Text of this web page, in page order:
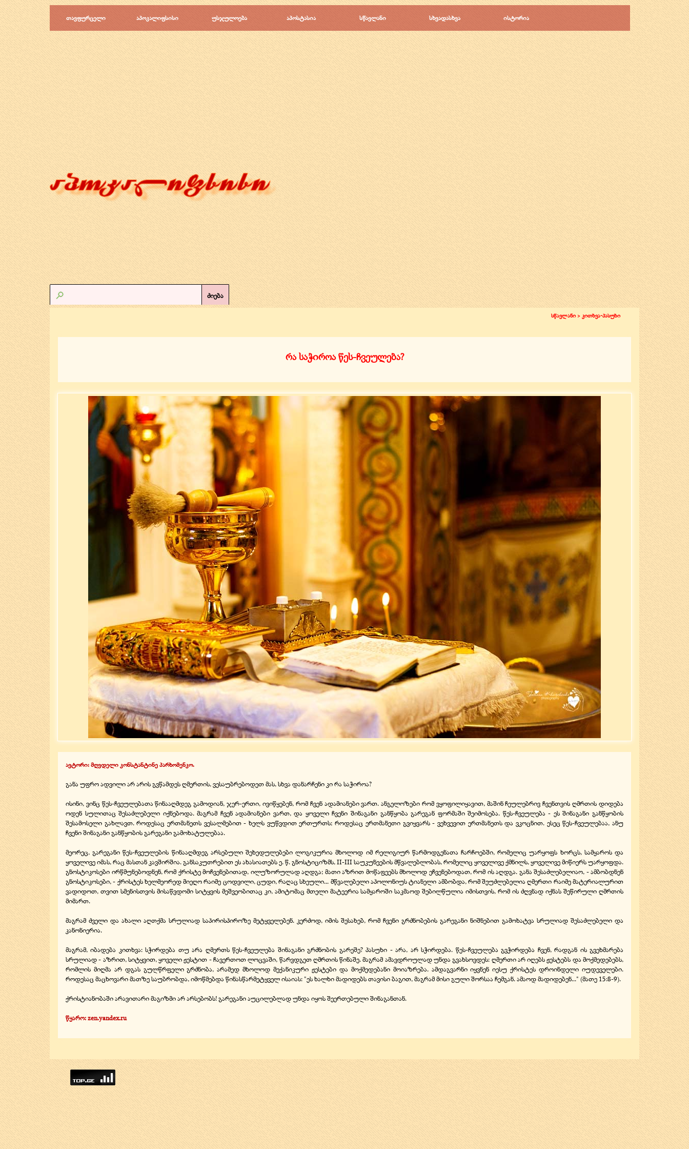
Перейти к контенту
თავფურცელი აპოკალიფსისი ▼
უსჯულოება ▼
აპოსტასია ▼
სწავლანი ▼
სხვადასხვა ▼
ისტორია
ძიება
სწავლანი > კითხვა-პასუხი
რა საჭიროა წეს-ჩვეულება?
ავტორი: მღვდელი კონსტანტინე პარხომენკო.
განა უფრო ადვილი არ არის გვწამდეს ღმერთის, ვესაუბრებოდეთ მას, სხვა დანარჩენი კი რა საჭიროა?
ისინი, ვინც წეს-ჩვეულებათა წინააღმდეგ გამოდიან, ჯერ-ერთი, ივიწყებენ, რომ ჩვენ ადამიანები ვართ. ანგელოზები რომ ვყოფილიყავით, მაშინ ჩეულებრივ ჩვენთვის ღმრთის დიდება
ოდენ სულითაც შესაძლებელი იქნებოდა. მაგრამ ჩვენ ადამიანები ვართ, და ყოველი ჩვენი შინაგანი განწყობა გარეგან ფორმაში შეიმოსება. წეს-ჩვეულება - ეს შინაგანი განწყობის
შესამოსელი გახლავთ. როდესაც ერთმანეთს ვესალმებით - ხელს ვუწვდით ერთურთს; როდესაც ერთმანეთი გვიყვარს - ვეხვევით ერთმანეთს და ვკოცნით. ესეც წეს-ჩვეულებაა, ანუ
ჩვენი შინაგანი განწყობის გარეგანი გამოხატულებაა.
მეორეც, გარეგანი წეს-ჩვეულების წინააღმდეგ არსებული შეხედულებები ლოგიკურია მხოლოდ იმ რელიგიურ წარმოდგენათა ჩარჩოებში, რომელიც უარყოფს ხორცს, სამყაროს და
ყოველივე იმას, რაც მასთან კავშირშია. განსაკუთრებით ეს ახასიათებს ე. წ. გნოსტიციზმს, II-III საუკუნეების მწვალებლობას, რომელიც ყოველივე ქმნილს, ყოველივე მიწიერს უარყოფდა.
გნოსტიკოსები ირწმუნებოდნენ, რომ ქრისტე მოჩვენებითად, ილუზორულად აღდგა; მათი აზრით მოწაფეებს მხოლოდ ეჩვენებოდათ, რომ ის აღდგა. განა შესაძლებელიაო, - ამბობდნენ
გნოსტიკოსები, - ქრისტეს ხელმეორედ მიეღო რაიმე ცოდვილი, ცუდი, რაღაც სხეული... მწვალებელი აპოლონიუს ტიანელი ამბობდა, რომ შეუძლებელია ღმერთი რაიმე მატერიალურით
ვადიდოთ, თვით სმენისთვის მისაწვდომი სიტყვის მეშვეობითაც კი, ამიტომაც მთელი მატეერია სამყაროში საკმაოდ შებილწულია იმისთვის, რომ ის ძღვნად იქნას შეწირული ღმრთის
მიმართ.
მაგრამ ძველი და ახალი აღთქმა სრულიად საპირისპიროზე მეტყველებენ. კერძოდ, იმის შესახებ, რომ ჩვენი გრძნობების გარეგანი ნიშნებით გამოხატვა სრულიად შესაძლებელი და
კანონიერია.
მაგრამ, იბადება კითხვა: სჭირდება თუ არა ღმერთს წეს-ჩვეულება შინაგანი გრძნობის გარეშე? პასუხი - არა, არ სჭირდება. წეს-ჩვეულება გვჭირდება ჩვენ, რადგან ის გვეხმარება
სრულიად - აზრით, სიტყვით, ყოველი ჟესტით - ჩავერთოთ ლოცვაში, წარვდგეთ ღმრთის წინაშე. მაგრამ ამავდროულად უნდა გვახსოვდეს: ღმერთი არ იღებს ჟესტებს და მოქმედებებს,
რომლის მიღმა არ დგას გულწრფელი გრძნობა, არამედ მხოლოდ მექანიკური ჟესტები და მოქმედებანი მოიაზრება. ამდაგვარნი იყვნენ იესუ ქრისტეს დროინდელი იუდეველები.
როდესაც მაცხოვარი მათზე საუბრობდა, იმოწმებდა წინასწარმეტყველ ისაიას: "ეს ხალხი მადიდებს თავისი ბაგით, მაგრამ მისი გული შორსაა ჩემგან. ამაოდ მადიდებენ..." (მათე 15:8-9).
ქრისტიანობაში არავითარი მაგიზმი არ არსებობს! გარეგანი აუცილებლად უნდა იყოს შეერთებული შინაგანთან.
წყარო: zen.yandex.ru